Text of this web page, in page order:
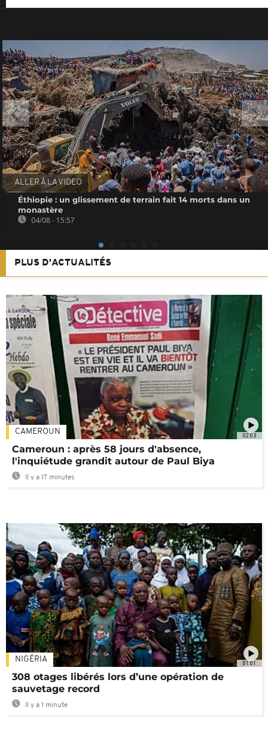
ALLER À LA VIDEO
Éthiopie : un glissement de terrain fait 14 morts dans un
monastère
04/08 - 15:57
PLUS D'ACTUALITÉS
02:03
CAMEROUN
Cameroun : après 58 jours d'absence,
l'inquiétude grandit autour de Paul Biya
Il y a 17 minutes
01:01
NIGÉRIA
308 otages libérés lors d’une opération de
sauvetage record
Il y a 1 minute